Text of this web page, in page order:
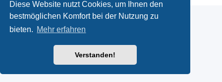
Diese Website nutzt Cookies, um Ihnen den
bestmöglichen Komfort bei der Nutzung zu
bieten. Mehr erfahren
Verstanden!